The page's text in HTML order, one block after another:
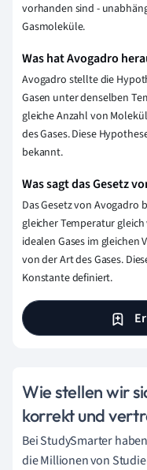
vorhanden sind -
Gasmoleküle.
Was hat Avogadro
Avogadro stellte die
Gasen unter denselben
gleiche Anzahl von
des Gases. Diese
bekannt.
Was sagt das Gesetz
Das Gesetz von Avogadro
gleicher Temperatur
idealen Gases im
von der Art des Gases.
Konstante definiert.
Wie stellen wir
korrekt und
Bei StudySmarter
die Millionen von